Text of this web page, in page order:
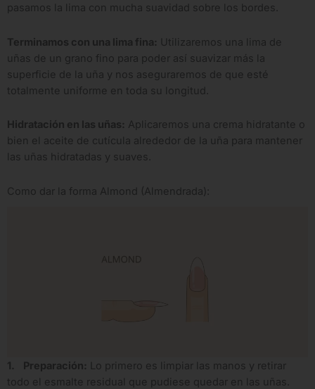
pasamos la lima con mucha suavidad sobre los bordes.
Terminamos con una lima fina: Utilizaremos una lima de
uñas de un grano fino para poder así suavizar más la
superficie de la uña y nos aseguraremos de que esté
totalmente uniforme en toda su longitud.
Hidratación en las uñas: Aplicaremos una crema hidratante o
bien el aceite de cutícula alrededor de la uña para mantener
las uñas hidratadas y suaves.
Como dar la forma Almond (Almendrada):
1. Preparación: Lo primero es limpiar las manos y retirar
todo el esmalte residual que pudiese quedar en las uñas.